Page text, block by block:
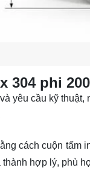
304 phi
yêu cầu kỹ
cách cuộn tấm
thành hợp lý, phù